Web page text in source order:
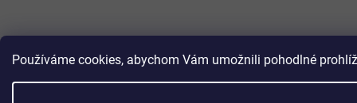
Používáme cookies, abychom Vám umožnili pohodlné